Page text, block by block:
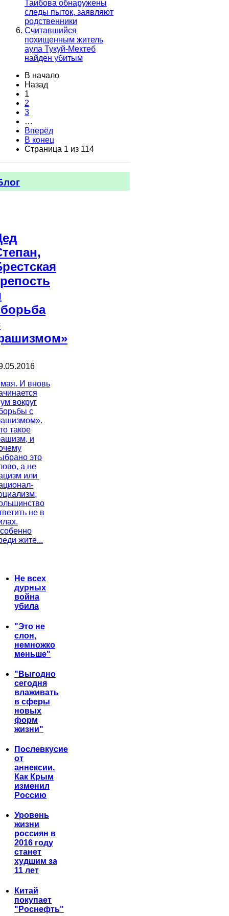
Таибова обнаружены
следы пыток, заявляют
родственники
Считавшийся
похищенным житель
аула Тукуй-Мектеб
найден убитым
В начало
Назад
1
2
3
…
Вперёд
В конец
Страница 1 из 114
И вновь
вокруг
с
такое
и
это
а не
или
не в
жите...
Не всех
дурных
война
убила
"Это не
слон,
немножко
меньше"
"Выгодно
сегодня
влаживать
в сферы
новых
форм
жизни"
Послевкусие
от
аннексии.
Как Крым
изменил
Россию
Уровень
жизни
россиян в
2016 году
станет
худшим за
11 лет
Китай
покупает
"Роснефть"